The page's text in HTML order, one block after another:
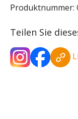
Produktnummer:
Teilen Sie